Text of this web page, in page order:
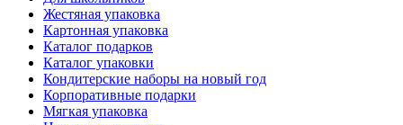
Жестяная упаковка
Картонная упаковка
Каталог подарков
Каталог упаковки
Кондитерские наборы на новый год
Корпоративные подарки
Мягкая упаковка